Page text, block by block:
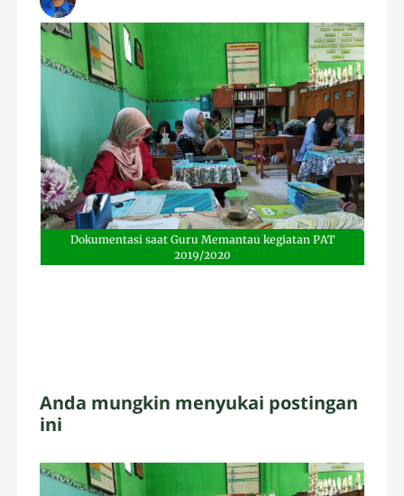
Dokumentasi saat Guru Memantau kegiatan PAT
2019/2020
Anda mungkin menyukai postingan
ini